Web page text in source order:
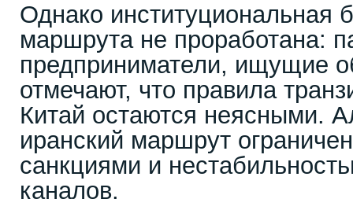
Однако институциональная
маршрута не проработана:
предприниматели, ищущие
отмечают, что правила
Китай остаются неясными.
иранский маршрут
санкциями и
каналов.